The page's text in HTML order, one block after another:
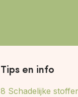
Tips en info
8 Schadelijke